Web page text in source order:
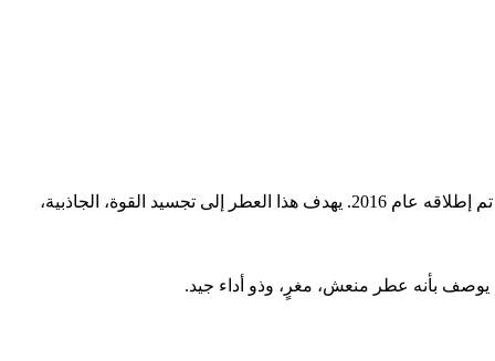
عطر فيرساتشي بور أوم ديلان بلو (Versace Pour Homme Dylan Blue) هو عطر رجالي عصري وشهير جداً من دار فيرساتشي (Versace)، وقد تم إطلاقه عام 2016. يهدف هذا العطر إلى تجسيد القوة، الجاذبية،